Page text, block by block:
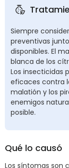
Siempre
preventivas
disponibles. El
blanca de los
Los insecticidas
eficaces contra
malatión y los
enemigos
posible.
Qué lo causó
Los síntomas son